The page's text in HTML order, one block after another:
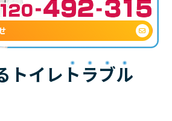
トイレ トラブル